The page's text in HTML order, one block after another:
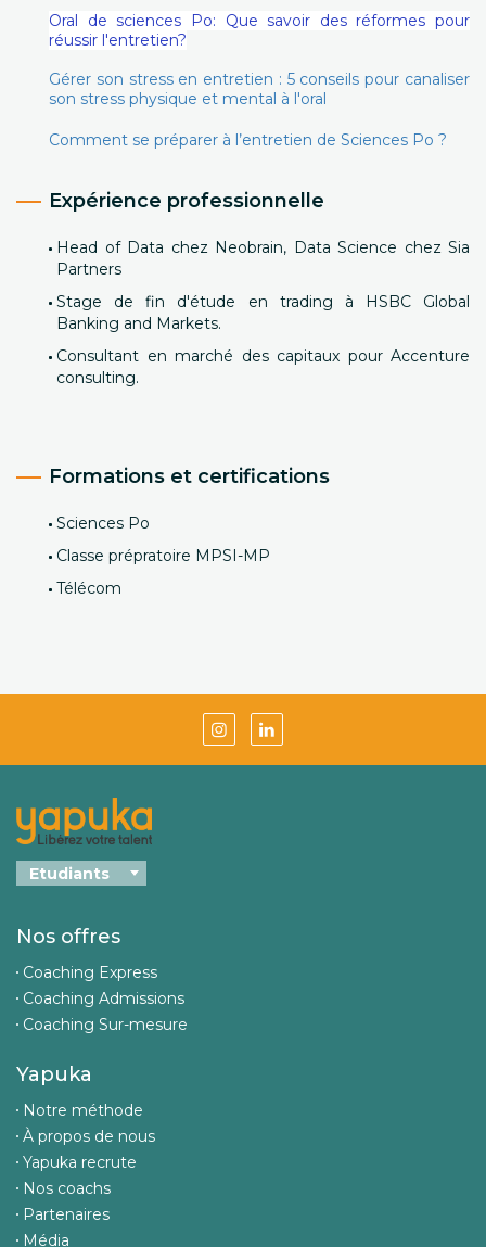
Oral de sciences Po: Que savoir des réformes pour
réussir l'entretien?
Gérer son stress en entretien : 5 conseils pour canaliser
son stress physique et mental à l'oral
Comment se préparer à l’entretien de Sciences Po ?
Expérience professionnelle
Head of Data chez Neobrain, Data Science chez Sia
Partners
Stage de fin d'étude en trading à HSBC Global
Banking and Markets.
Consultant en marché des capitaux pour Accenture
consulting.
Formations et certifications
Sciences Po
Classe prépratoire MPSI-MP
Télécom
Nos offres
Coaching Express
Coaching Admissions
Coaching Sur-mesure
Yapuka
Notre méthode
À propos de nous
Yapuka recrute
Nos coachs
Partenaires
Média